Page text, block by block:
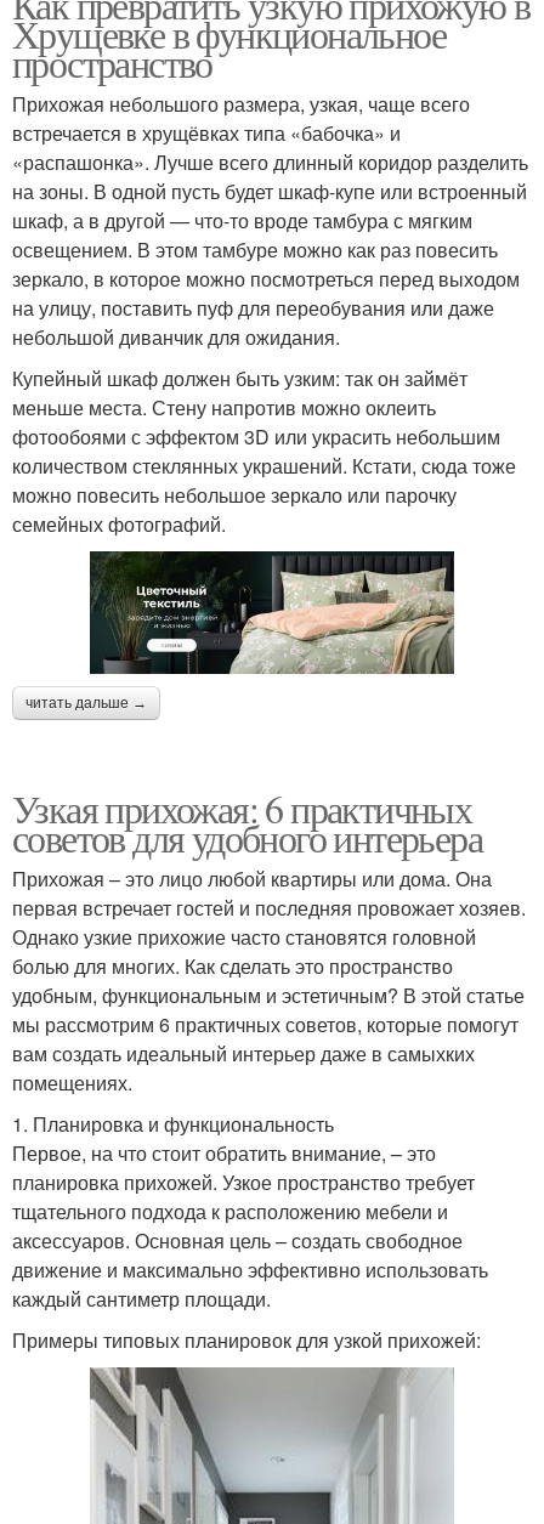
Хрущевке в функциональное
пространство
Прихожая небольшого размера, узкая, чаще всего
встречается в хрущёвках типа «бабочка» и
«распашонка». Лучше всего длинный коридор разделить
на зоны. В одной пусть будет шкаф-купе или встроенный
шкаф, а в другой — что-то вроде тамбура с мягким
освещением. В этом тамбуре можно как раз повесить
зеркало, в которое можно посмотреться перед выходом
на улицу, поставить пуф для переобувания или даже
небольшой диванчик для ожидания.
Купейный шкаф должен быть узким: так он займёт
меньше места. Стену напротив можно оклеить
фотообоями с эффектом 3D или украсить небольшим
количеством стеклянных украшений. Кстати, сюда тоже
можно повесить небольшое зеркало или парочку
семейных фотографий.
читать дальше →
Узкая прихожая: 6 практичных
советов для удобного интерьера
Прихожая – это лицо любой квартиры или дома. Она
первая встречает гостей и последняя провожает хозяев.
Однако узкие прихожие часто становятся головной
болью для многих. Как сделать это пространство
удобным, функциональным и эстетичным? В этой статье
мы рассмотрим 6 практичных советов, которые помогут
вам создать идеальный интерьер даже в самыхких
помещениях.
1. Планировка и функциональность
Первое, на что стоит обратить внимание, – это
планировка прихожей. Узкое пространство требует
тщательного подхода к расположению мебели и
аксессуаров. Основная цель – создать свободное
движение и максимально эффективно использовать
каждый сантиметр площади.
Примеры типовых планировок для узкой прихожей: